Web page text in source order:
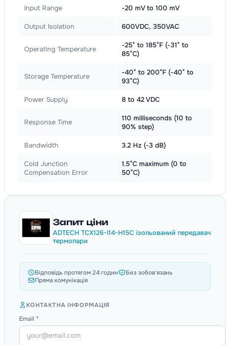
Input Range -20 mV to 100 mV
Output Isolation 600VDC, 350VAC
Operating Temperature
-25° to 185°F (-31° to
85°C)
Storage Temperature
-40° to 200°F (-40° to
93°C)
Power Supply 8 to 42 VDC
Response Time
110 milliseconds (10 to
90% step)
Bandwidth 3.2 Hz (-3 dB)
Cold Junction
Compensation Error
1.5°C maximum (0 to
50°C)
Запит ціни
ADTECH TCX126-I14-H15C ізольований передавач
термопари
Відповідь протягом 24 годин
Без зобов'язань
Пряма комунікація
КОНТАКТНА ІНФОРМАЦІЯ
Email *